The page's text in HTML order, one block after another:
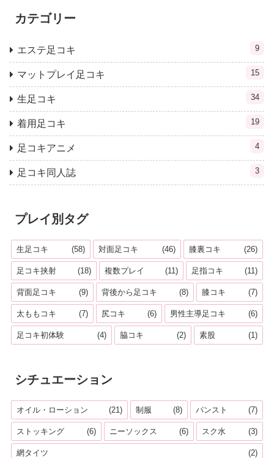
カテゴリー
エステ足コキ 9
マットプレイ足コキ 15
生足コキ 34
着用足コキ 19
足コキアニメ 4
足コキ同人誌 3
プレイ別タグ
生足コキ (58) 対面足コキ (46) 膝裏コキ (26)
足コキ挟射 (18) 複数プレイ (11) 足指コキ (11)
背面足コキ (9) 背後から足コキ (8) 膝コキ (7)
太ももコキ (7) 尻コキ (6) 男性主導足コキ (6)
足コキ初体験 (4) 脇コキ (2) 素股 (1)
シチュエーション
オイル・ローション (21) 制服 (8) パンスト (7)
ストッキング (6) ニーソックス (6) スク水 (3)
網タイツ (2)